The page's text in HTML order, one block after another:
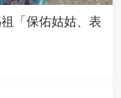
「保佑姑姑、表